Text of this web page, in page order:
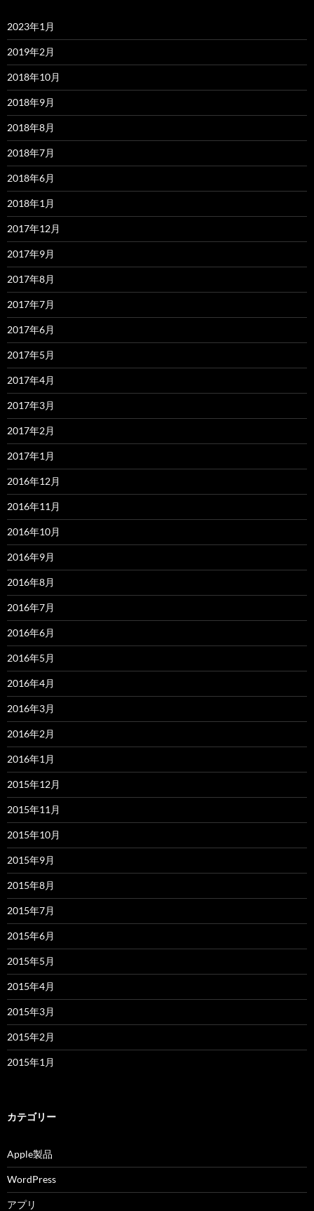
2023年1月
2019年2月
2018年10月
2018年9月
2018年8月
2018年7月
2018年6月
2018年1月
2017年12月
2017年9月
2017年8月
2017年7月
2017年6月
2017年5月
2017年4月
2017年3月
2017年2月
2017年1月
2016年12月
2016年11月
2016年10月
2016年9月
2016年8月
2016年7月
2016年6月
2016年5月
2016年4月
2016年3月
2016年2月
2016年1月
2015年12月
2015年11月
2015年10月
2015年9月
2015年8月
2015年7月
2015年6月
2015年5月
2015年4月
2015年3月
2015年2月
2015年1月
カテゴリー
Apple製品
WordPress
アプリ